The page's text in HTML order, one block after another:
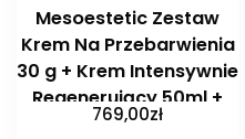
Mesoestetic Zestaw
Krem Na Przebarwienia
30 g + Krem Intensywnie
Regenerujący 50ml +
Kosmetyczka
769,00zł